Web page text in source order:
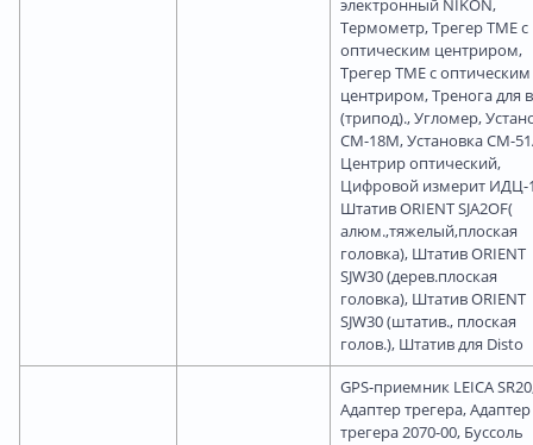
электронный NIKON,
Термометр, Трегер ТМЕ с
оптическим центриром,
Трегер ТМЕ с оптическим
центриром, Тренога для
(трипод)., Угломер,
СМ-18М, Установка СМ-
Центрир оптический,
Цифровой измерит ИДЦ-
Штатив ORIENT SJA2OF(
алюм.,тяжелый,плоская
головка), Штатив ORIENT
SJW30 (дерев.плоская
головка), Штатив ORIENT
SJW30 (штатив., плоская
голов.), Штатив для Disto
GPS-приемник LEICA
Адаптер трегера, Адаптер
трегера 2070-00, Буссоль